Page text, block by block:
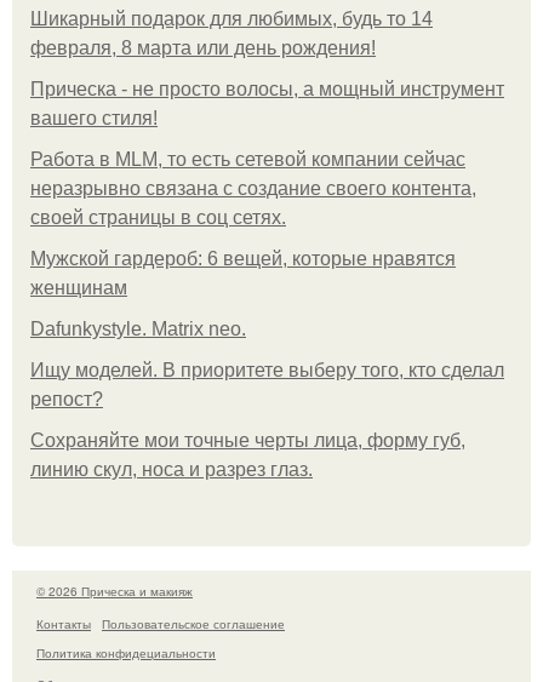
Шикарный подарок для любимых, будь то 14
февраля, 8 марта или день рождения!
Прическа - не просто волосы, а мощный инструмент
вашего стиля!
Работа в MLM, то есть сетевой компании сейчас
неразрывно связана с создание своего контента,
своей страницы в соц сетях.
Мужской гардероб: 6 вещей, которые нравятся
женщинам
Dafunkystyle. Matrix neo.
Ищу моделей. В приоритете выберу того, кто сделал
репост?
Сохраняйте мои точные черты лица, форму губ,
линию скул, носа и разрез глаз.
© 2026 Прическа и макияж
Контакты
Пользовательское соглашение
Политика конфидециальности